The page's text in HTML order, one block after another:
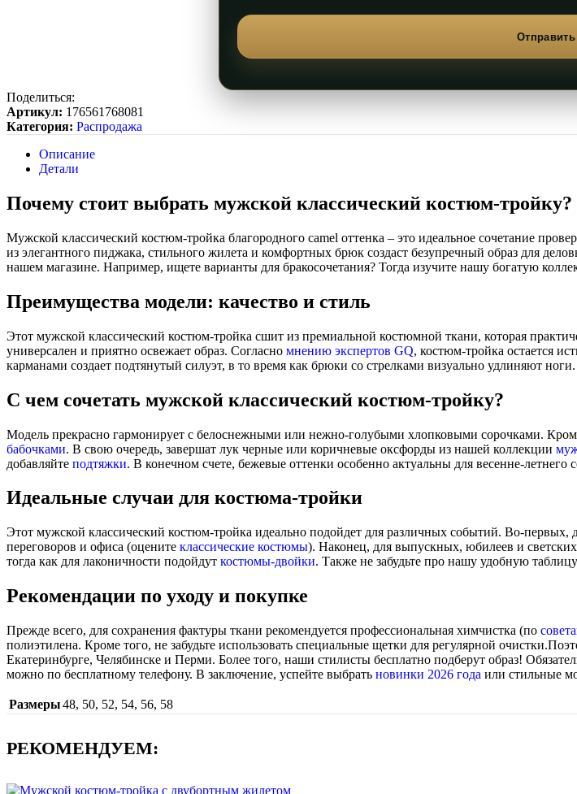
Поделиться:
Артикул: 176561768081
Категория: Распродажа
Описание
Детали
Почему стоит выбрать мужской классический костюм-тройку?
Мужской классический костюм-тройка благородного camel оттенка – это идеальное сочетание
из элегантного пиджака, стильного жилета и комфортных брюк создаст безупречный образ для
нашем магазине. Например, ищете варианты для бракосочетания? Тогда изучите нашу богатую
Преимущества модели: качество и стиль
Этот мужской классический костюм-тройка сшит из премиальной костюмной ткани, которая
универсален и приятно освежает образ. Согласно мнению экспертов GQ, костюм-тройка остается
карманами создает подтянутый силуэт, в то время как брюки со стрелками визуально удлиняют
С чем сочетать мужской классический костюм-тройку?
Модель прекрасно гармонирует с белоснежными или нежно-голубыми хлопковыми сорочками.
бабочками. В свою очередь, завершат лук черные или коричневые оксфорды из нашей коллекции
добавляйте подтяжки. В конечном счете, бежевые оттенки особенно актуальны для весенне-летнего
Идеальные случаи для костюма-тройки
Этот мужской классический костюм-тройка идеально подойдет для различных событий. Во-первых,
переговоров и офиса (оцените классические костюмы). Наконец, для выпускных, юбилеев и
тогда как для лаконичности подойдут костюмы-двойки. Также не забудьте про нашу удобную
Рекомендации по уходу и покупке
Прежде всего, для сохранения фактуры ткани рекомендуется профессиональная химчистка (по
полиэтилена. Кроме того, не забудьте использовать специальные щетки для регулярной
Екатеринбурге, Челябинске и Перми. Более того, наши стилисты бесплатно подберут образ!
можно по бесплатному телефону. В заключение, успейте выбрать новинки 2026 года или стильные
Размеры48, 50, 52, 54, 56, 58
РЕКОМЕНДУЕМ: